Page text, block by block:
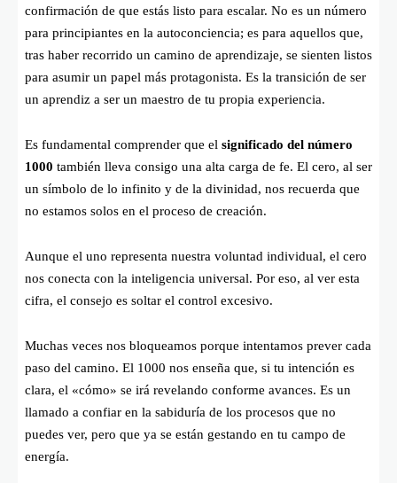
confirmación de que estás listo para escalar. No es un número
para principiantes en la autoconciencia; es para aquellos que,
tras haber recorrido un camino de aprendizaje, se sienten listos
para asumir un papel más protagonista. Es la transición de ser
un aprendiz a ser un maestro de tu propia experiencia.
Es fundamental comprender que el significado del número
1000 también lleva consigo una alta carga de fe. El cero, al ser
un símbolo de lo infinito y de la divinidad, nos recuerda que
no estamos solos en el proceso de creación.
Aunque el uno representa nuestra voluntad individual, el cero
nos conecta con la inteligencia universal. Por eso, al ver esta
cifra, el consejo es soltar el control excesivo.
Muchas veces nos bloqueamos porque intentamos prever cada
paso del camino. El 1000 nos enseña que, si tu intención es
clara, el «cómo» se irá revelando conforme avances. Es un
llamado a confiar en la sabiduría de los procesos que no
puedes ver, pero que ya se están gestando en tu campo de
energía.